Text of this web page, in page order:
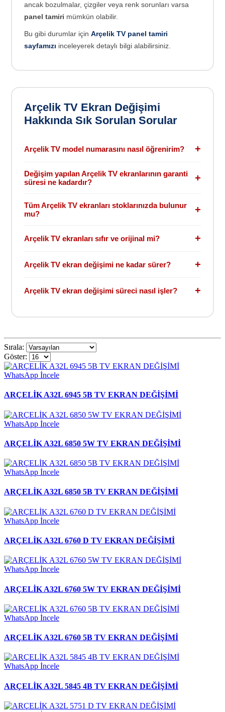
ancak bozulmalar, çizgiler veya renk sorunları varsa
panel tamiri mümkün olabilir.
Bu gibi durumlar için Arçelik TV panel tamiri
sayfamızı inceleyerek detaylı bilgi alabilirsiniz.
Arçelik TV Ekran Değişimi
Hakkında Sık Sorulan Sorular
Arçelik TV model numarasını nasıl öğrenirim? +
veya TV menüsündeki ayarlar bölümünden
Örnek:A50 A800 B gibi
Değişim yapılan Arçelik TV ekranlarının garanti
süresi ne kadardır?
+
kırılma harici 1 yıl garantilidir.
Tüm Arçelik TV ekranları stoklarınızda bulunur
mu?
+
ürünlerdir. Stokta olmayan ürünler fiyatı sıfır olarak
Arçelik TV ekranları sıfır ve orijinal mi? +
modellerde birebir uyumlu muadil paneller kullanılabilir.
Arçelik TV ekran değişimi ne kadar sürer? +
aynı gün 2–4 saat içinde tamamlanır.
Arçelik TV ekran değişimi süreci nasıl işler? +
Sırala:
Göster:
WhatsApp İncele
ARÇELİK A32L 6945 5B TV EKRAN DEĞİŞİMİ
WhatsApp İncele
ARÇELİK A32L 6850 5W TV EKRAN DEĞİŞİMİ
WhatsApp İncele
ARÇELİK A32L 6850 5B TV EKRAN DEĞİŞİMİ
WhatsApp İncele
ARÇELİK A32L 6760 D TV EKRAN DEĞİŞİMİ
WhatsApp İncele
ARÇELİK A32L 6760 5W TV EKRAN DEĞİŞİMİ
WhatsApp İncele
ARÇELİK A32L 6760 5B TV EKRAN DEĞİŞİMİ
WhatsApp İncele
ARÇELİK A32L 5845 4B TV EKRAN DEĞİŞİMİ